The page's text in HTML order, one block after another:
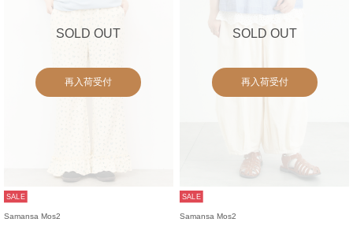
SOLD OUT
再入荷受付
SALE
Samansa Mos2
SOLD OUT
再入荷受付
SALE
Samansa Mos2